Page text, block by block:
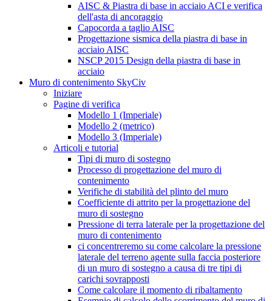
AISC & Piastra di base in acciaio ACI e verifica
dell'asta di ancoraggio
Capocorda a taglio AISC
Progettazione sismica della piastra di base in
acciaio AISC
NSCP 2015 Design della piastra di base in
acciaio
Muro di contenimento SkyCiv
Iniziare
Pagine di verifica
Modello 1 (Imperiale)
Modello 2 (metrico)
Modello 3 (Imperiale)
Articoli e tutorial
Tipi di muro di sostegno
Processo di progettazione del muro di
contenimento
Verifiche di stabilità del plinto del muro
Coefficiente di attrito per la progettazione del
muro di sostegno
Pressione di terra laterale per la progettazione del
muro di contenimento
ci concentreremo su come calcolare la pressione
laterale del terreno agente sulla faccia posteriore
di un muro di sostegno a causa di tre tipi di
carichi sovrapposti
Come calcolare il momento di ribaltamento